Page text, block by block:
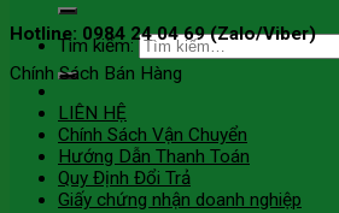
Tìm kiếm:
Hotline: 0984 24 04 69 (Zalo/Viber)
Chính Sách Bán Hàng
LIÊN HỆ
Chính Sách Vận Chuyển
Hướng Dẫn Thanh Toán
Quy Định Đổi Trả
Giấy chứng nhận doanh nghiệp